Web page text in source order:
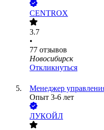
CENTROX
3.7
•
77 отзывов
Новосибирск
Откликнуться
Менеджер
Опыт 3-6 лет
ЛУКОЙЛ